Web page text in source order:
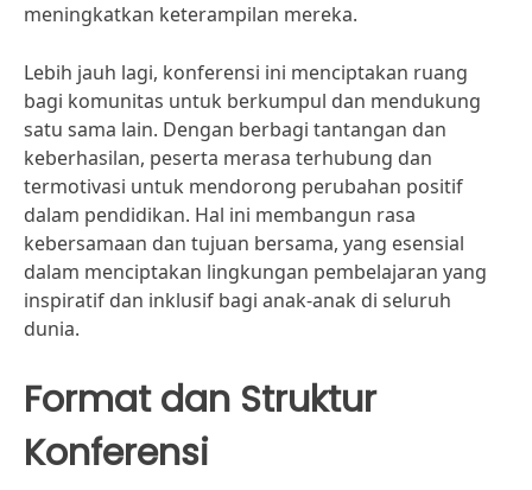
meningkatkan keterampilan mereka.
Lebih jauh lagi, konferensi ini menciptakan ruang
bagi komunitas untuk berkumpul dan mendukung
satu sama lain. Dengan berbagi tantangan dan
keberhasilan, peserta merasa terhubung dan
termotivasi untuk mendorong perubahan positif
dalam pendidikan. Hal ini membangun rasa
kebersamaan dan tujuan bersama, yang esensial
dalam menciptakan lingkungan pembelajaran yang
inspiratif dan inklusif bagi anak-anak di seluruh
dunia.
Format dan Struktur
Konferensi